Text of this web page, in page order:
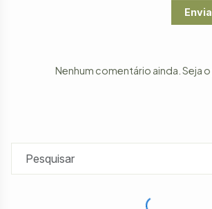
Nenhum comentário ainda. Seja o